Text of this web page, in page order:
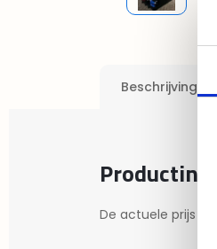
Beschrijving
De actuele prijs is